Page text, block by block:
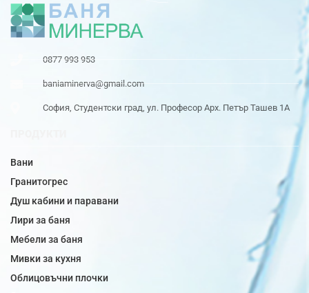
0877 993 953
baniaminerva@gmail.com
София, Студентски град, ул. Професор Арх. Петър Ташев 1А
Вани
Гранитогрес
Душ кабини и паравани
Лири за баня
Мебели за баня
Мивки за кухня
Облицовъчни плочки